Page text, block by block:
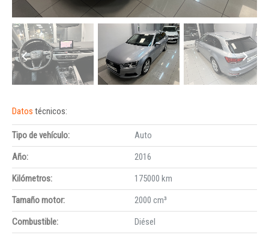
Datos técnicos:
Tipo de vehículo:
Auto
Año:
2016
Kilómetros:
175000 km
Tamaño motor:
2000 cm³
Combustible:
Diésel